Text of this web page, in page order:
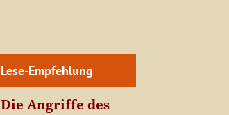
Lese-Empfehlung
Die Angriffe des